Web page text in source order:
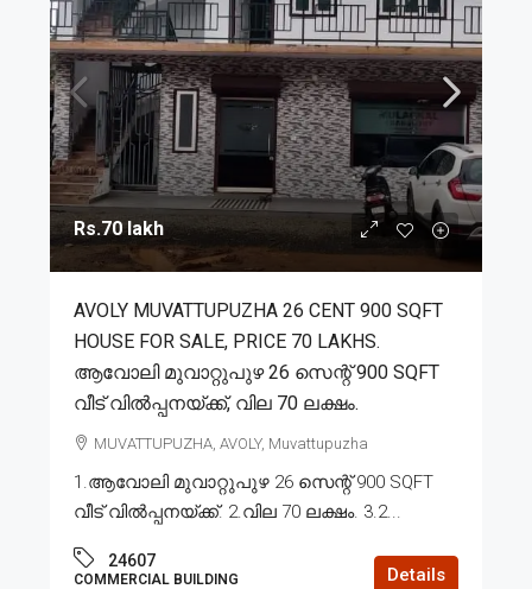
Rs.70 lakh
AVOLY MUVATTUPUZHA 26 CENT 900 SQFT
HOUSE FOR SALE, PRICE 70 LAKHS.
ആവോലി മുവാറ്റുപുഴ 26 സെന്റ് 900 SQFT
വീട് വിൽപ്പനയ്ക്ക്, വില 70 ലക്ഷം.
MUVATTUPUZHA, AVOLY, Muvattupuzha
1.ആവോലി മുവാറ്റുപുഴ 26 സെന്റ് 900 SQFT
വീട് വിൽപ്പനയ്ക്ക്. 2.വില 70 ലക്ഷം. 3.2...
24607
COMMERCIAL BUILDING Details